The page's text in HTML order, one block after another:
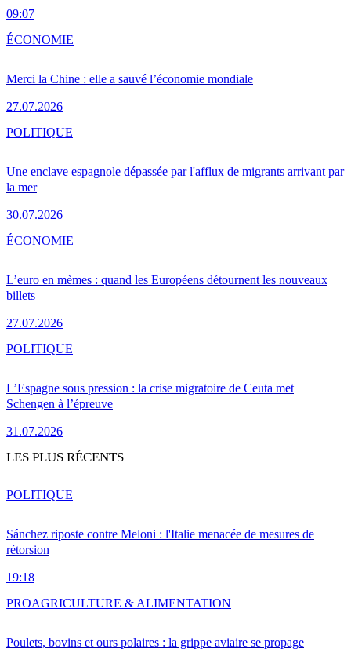
09:07
Merci la Chine : elle a sauvé l’économie mondiale
27.07.2026
ÉCONOMIE
Une enclave espagnole dépassée par l'afflux de migrants arrivant par
la mer
30.07.2026
POLITIQUE
L’euro en mèmes : quand les Européens détournent les nouveaux
billets
27.07.2026
ÉCONOMIE
L’Espagne sous pression : la crise migratoire de Ceuta met
Schengen à l’épreuve
31.07.2026
POLITIQUE
LES PLUS RÉCENTS
Sánchez riposte contre Meloni : l'Italie menacée de mesures de
rétorsion
19:18
POLITIQUE
Poulets, bovins et ours polaires : la grippe aviaire se propage
PROAGRICULTURE & ALIMENTATION